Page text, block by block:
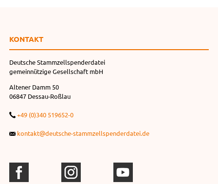
KONTAKT
Deutsche Stammzellspenderdatei
gemeinnützige Gesellschaft mbH
Altener Damm 50
06847 Dessau-Roßlau
+49 (0)340 519652-0
kontakt@deutsche-stammzellspenderdatei.de